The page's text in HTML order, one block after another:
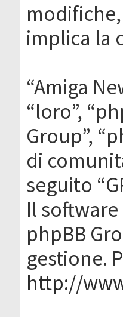
modifiche,
implica la
“Amiga
“loro”,
Group”,
di
seguito
Il
phpBB
gestione.
http://